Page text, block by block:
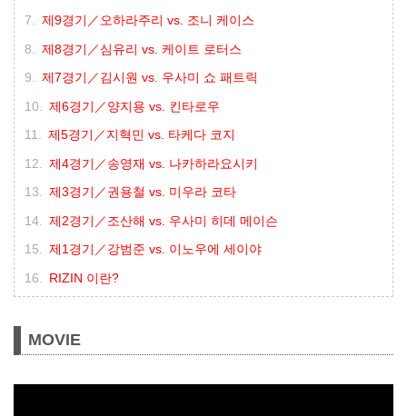
제9경기／오하라주리 vs. 조니 케이스
제8경기／심유리 vs. 케이트 로터스
제7경기／김시원 vs. 우사미 쇼 패트릭
제6경기／양지용 vs. 킨타로우
제5경기／지혁민 vs. 타케다 코지
제4경기／송영재 vs. 나카하라요시키
제3경기／권용철 vs. 미우라 코타
제2경기／조산해 vs. 우사미 히데 메이슨
제1경기／강범준 vs. 이노우에 세이야
RIZIN 이란?
MOVIE